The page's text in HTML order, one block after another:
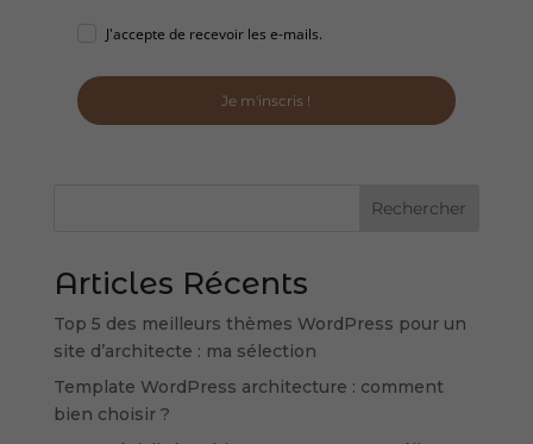
J'accepte de recevoir les e-mails.
Je m'inscris !
Rechercher
Articles Récents
Top 5 des meilleurs thèmes WordPress pour un
site d’architecte : ma sélection
Template WordPress architecture : comment
bien choisir ?